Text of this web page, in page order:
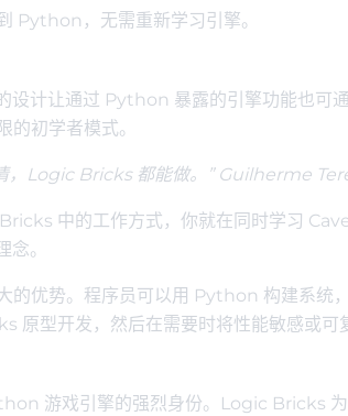
Python，无需重新学习引擎。
设计让通过 Python 暴露的引擎功能也可
初学者模式。
，Logic Bricks 都能做。” Guilherme
中的工作方式，你就在同时学习
。
的优势。程序员可以用 Python 构建系统
原型开发，然后在需要时将性能敏感或
游戏引擎的强烈身份。Logic Bricks